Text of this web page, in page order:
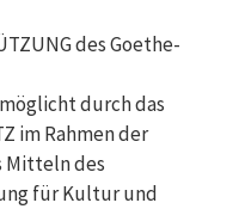
des Goethe-
durch das
im Rahmen der
Mitteln des
für Kultur und